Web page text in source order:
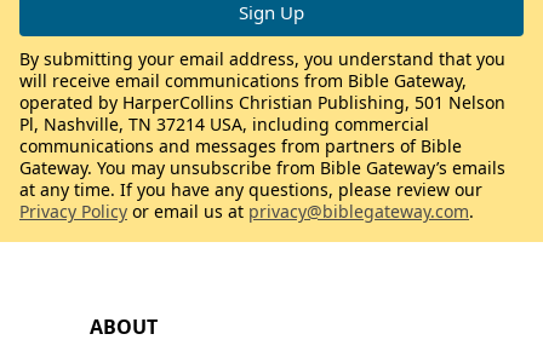
ABOUT
By submitting your email address, you understand that you
will receive email communications from Bible Gateway,
operated by HarperCollins Christian Publishing, 501 Nelson
Pl, Nashville, TN 37214 USA, including commercial
communications and messages from partners of Bible
Gateway. You may unsubscribe from Bible Gateway’s emails
at any time. If you have any questions, please review our
Privacy Policy or email us at privacy@biblegateway.com.